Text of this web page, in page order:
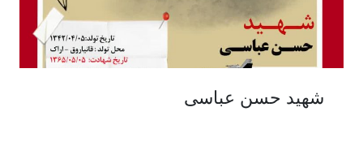
شهید حسن عباسی